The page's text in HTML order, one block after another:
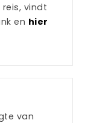
vindt
en hier
van